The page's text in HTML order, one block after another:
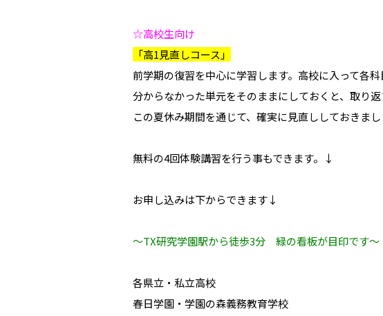
☆高校生向け
「高1見直しコース」
前学期の復習を中心に学習します。高校に入って各
分からなかった単元をそのままにしておくと、取り返
この夏休み期間を通じて、確実に見直ししておきまし
無料の4回体験講習を行う事もできます。↓
お申し込みは下からできます↓
～TX研究学園駅から徒歩3分 緑の看板が目印です～
各県立・私立高校
春日学園・学園の森義務教育学校